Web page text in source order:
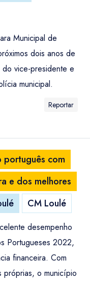
Municipal de
dois anos de
do vice-presidente e
municipal.
Reportar
português com
e dos melhores
CM Loulé
desempenho
Portugueses 2022,
financeira. Com
próprias, o município